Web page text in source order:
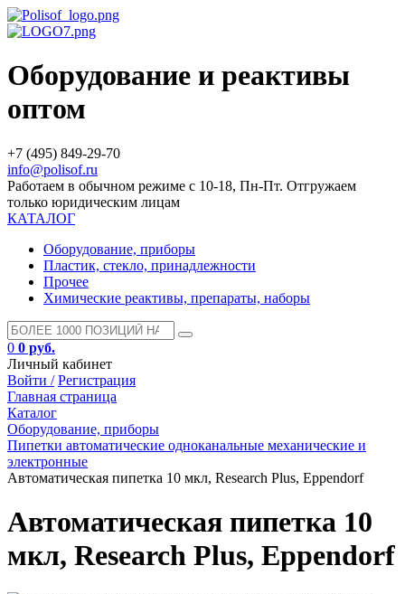
Оборудование и реактивы
оптом
+7 (495) 849-29-70
info@polisof.ru
Работаем в обычном режиме с 10-18, Пн-Пт. Отгружаем
только юридическим лицам
КАТАЛОГ
Оборудование, приборы
Пластик, стекло, принадлежности
Прочее
Химические реактивы, препараты, наборы
0 0 руб.
Личный кабинет
Войти / Регистрация
Главная страница
Каталог
Оборудование, приборы
Пипетки автоматические одноканальные механические и
электронные
Автоматическая пипетка 10 мкл, Research Plus, Eppendorf
Автоматическая пипетка 10
мкл, Research Plus, Eppendorf